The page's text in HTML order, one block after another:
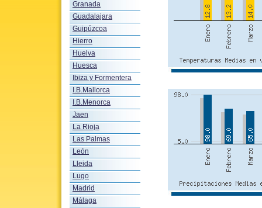
Granada
Guadalajara
Guipúzcoa
Hierro
Huelva
Huesca
Ibiza y Formentera
I.B.Mallorca
I.B.Menorca
Jaen
La Rioja
Las Palmas
León
Lleida
Lugo
Madrid
Málaga